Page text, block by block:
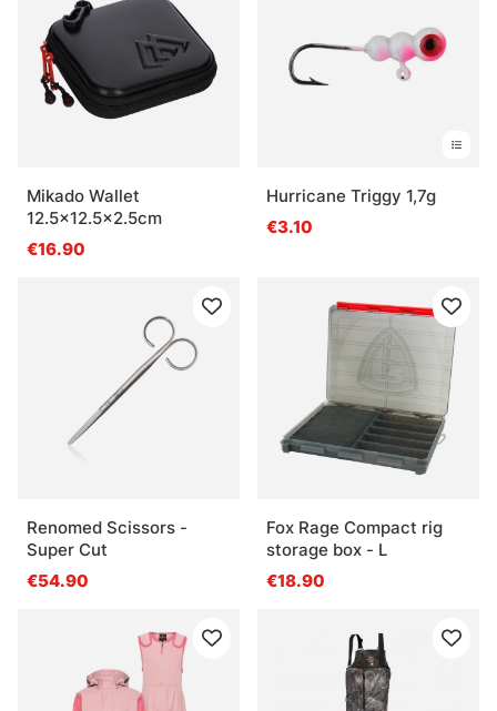
Mikado Wallet
12.5x12.5x2.5cm
€16.90
Hurricane Triggy 1,7g
€3.10
Renomed Scissors -
Super Cut
€54.90
Fox Rage Compact rig
storage box - L
€18.90